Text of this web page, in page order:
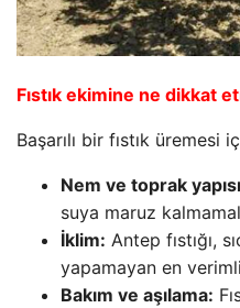
Fıstık ekimine ne dikkat
Başarılı bir fıstık
Nem ve toprak
suya maruz
İklim: Antep fıstığı,
yapamayan en
Bakım ve aşılama: